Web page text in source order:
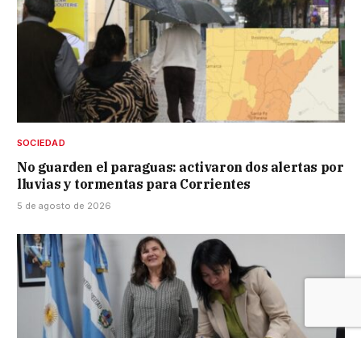
SOCIEDAD
No guarden el paraguas: activaron dos alertas por
lluvias y tormentas para Corrientes
5 de agosto de 2026